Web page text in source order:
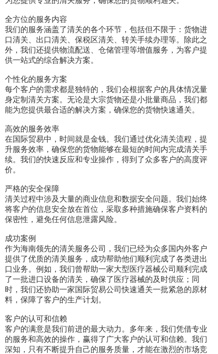
全方位的服务内容
我们的服务涵盖了清关的各个环节，包括但不限于：货物进
口清关、出口清关、保税区清关、转关手续办理等。除此之
外，我们还提供物流配送、仓储管理等增值服务，为客户提
供一站式的综合解决方案。
个性化的服务方案
每个客户的需求都是独特的，我们会根据客户的具体情况量
身定制清关方案。无论是大宗货物还是小批量商品，我们都
能为您提供最合适的解决方案，确保您的货物快速通关。
高效的服务效率
在国际贸易中，时间就是金钱。我们通过优化清关流程，提
升服务效率，确保您的货物能够在最短的时间内完成清关手
续。我们的快速反应和专业操作，得到了众多客户的高度评
价。
严格的安全保障
清关过程中涉及大量的商业信息和数据安全问题。我们始终
将客户的信息安全放在首位，采取多种措施确保客户资料的
保密性，避免任何信息泄露风险。
成功案例
作为海南领先的清关服务公司，我们已经为众多国内外客户
提供了优质的清关服务，成功帮助他们顺利完成了各类进出
口业务。例如，我们曾帮助一家大型医疗器械公司顺利完成
了一批进口设备的清关，确保了医疗器械的及时供应；同
时，我们还协助一家国际贸易公司快速通关一批紧急的原材
料，保障了客户的生产计划。
客户的认可和信赖
客户的满意是我们前进的最大动力。多年来，我们凭借专业
的服务和高效的操作，赢得了广大客户的认可和信赖。我们
深知，只有不断提升自己的服务质量，才能在激烈的市场竞